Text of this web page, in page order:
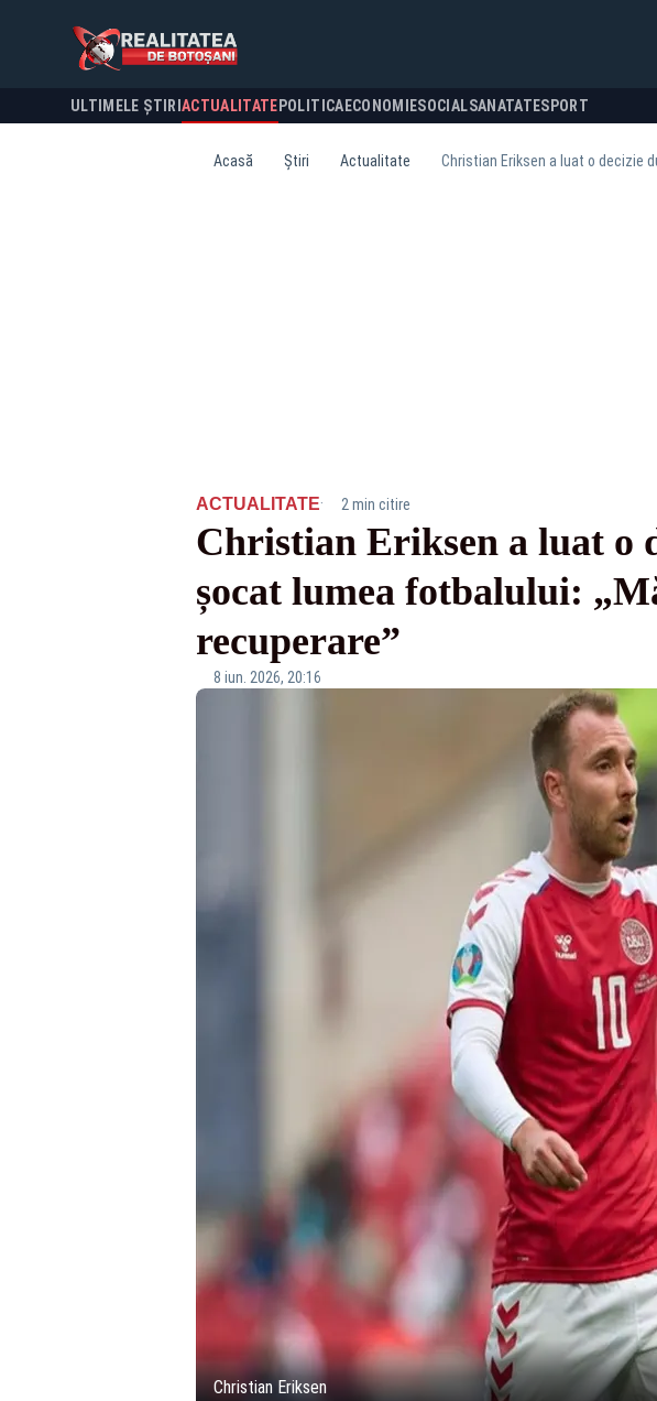
ULTIMELE ȘTIRI ACTUALITATE POLITICA ECONOMIESOCIALSANATATESPORT
Acasă Știri Actualitate Christian Eriksen a luat o decizie
ACTUALITATE· 2 min citire
Christian Eriksen a luat o
șocat lumea fotbalului:
recuperare”
8 iun. 2026, 20:16
Christian Eriksen